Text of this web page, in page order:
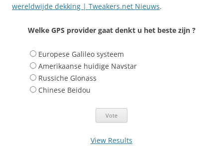
wereldwijde dekking | Tweakers.net Nieuws.
Welke GPS provider gaat denkt u het beste zijn ?
Europese Galileo systeem
Amerikaanse huidige Navstar
Russiche Glonass
Chinese Beidou
View Results